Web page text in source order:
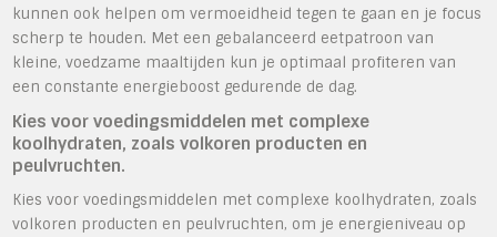
kunnen ook helpen om vermoeidheid tegen te gaan en je focus
scherp te houden. Met een gebalanceerd eetpatroon van
kleine, voedzame maaltijden kun je optimaal profiteren van
een constante energieboost gedurende de dag.
Kies voor voedingsmiddelen met complexe
koolhydraten, zoals volkoren producten en
peulvruchten.
Kies voor voedingsmiddelen met complexe koolhydraten, zoals
volkoren producten en peulvruchten, om je energieniveau op